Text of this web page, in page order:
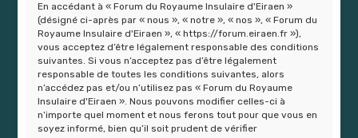
En accédant à « Forum du Royaume Insulaire d'Eiraen »
(désigné ci-après par « nous », « notre », « nos », « Forum du
Royaume Insulaire d'Eiraen », « https://forum.eiraen.fr »),
vous acceptez d’être légalement responsable des conditions
suivantes. Si vous n’acceptez pas d’être légalement
responsable de toutes les conditions suivantes, alors
n’accédez pas et/ou n’utilisez pas « Forum du Royaume
Insulaire d'Eiraen ». Nous pouvons modifier celles-ci à
n’importe quel moment et nous ferons tout pour que vous en
soyez informé, bien qu’il soit prudent de vérifier